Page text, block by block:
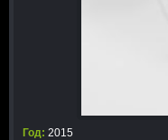
Год: 2015